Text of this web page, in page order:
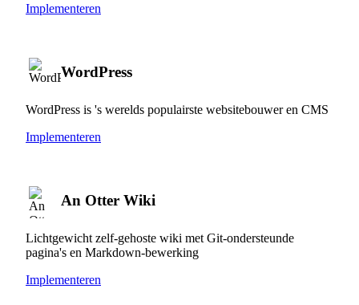
Implementeren
WordPress
WordPress is 's werelds populairste websitebouwer en CMS
Implementeren
An Otter Wiki
Lichtgewicht zelf-gehoste wiki met Git-ondersteunde
pagina's en Markdown-bewerking
Implementeren